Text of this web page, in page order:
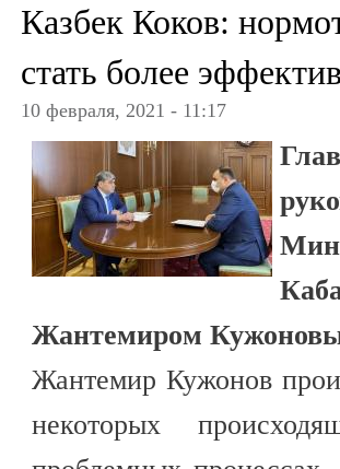
Казбек Коков:
стать более
10 февраля, 2021 - 11:17
Жантемиром
Жантемир Кужонов
некоторых